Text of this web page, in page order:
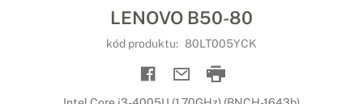
LENOVO B50-80
kód produktu: 80LT005YCK